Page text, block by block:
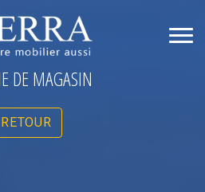
DE MAGASIN
RETOUR